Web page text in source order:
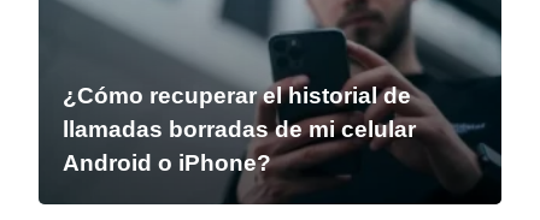
¿Cómo recuperar el historial de
llamadas borradas de mi celular
Android o iPhone?